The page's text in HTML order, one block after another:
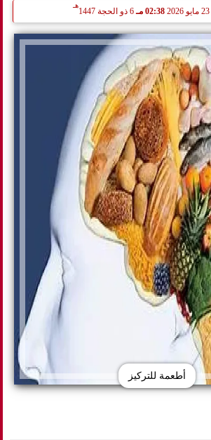
02:38 مـ 6 ذو الحجة 1447
هـ
أطعمة للتركيز